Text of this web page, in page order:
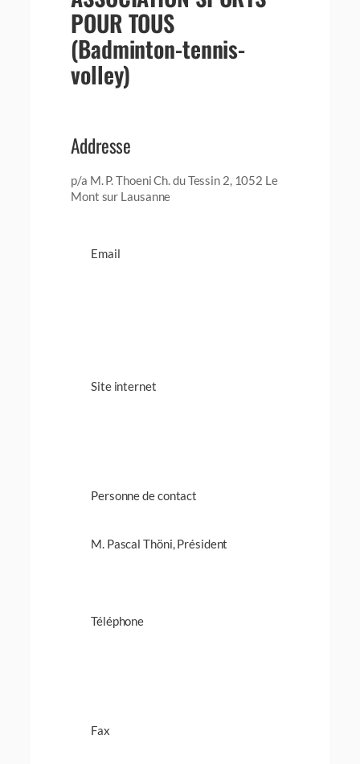
POUR TOUS
(Badminton-tennis-
volley)
Addresse
p/a M. P. Thoeni Ch. du Tessin 2, 1052 Le
Mont sur Lausanne
Email
Site internet
Personne de contact
M. Pascal Thöni, Président
Téléphone
Fax